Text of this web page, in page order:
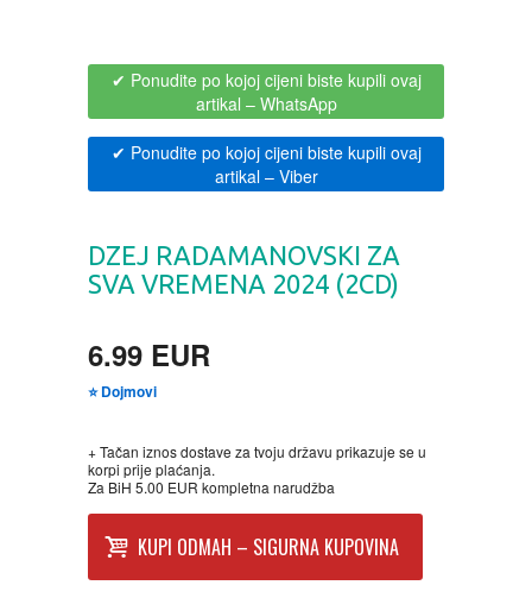
DRAMA
DRUSTVENA IGRA
EDUKATIVNI
EROTSKI
ESEJISTIKA
FANTASTIKA
100% PRIRODNO
✔ Ponudite po kojoj cijeni biste kupili ovaj
artikal – WhatsApp
✔ Ponudite po kojoj cijeni biste kupili ovaj
artikal– Viber
DZEJ RADAMANOVSKI ZA
SVA VREMENA 2024 (2CD)
6.99 EUR
⭐ Dojmovi
+ Tačan iznos dostave za tvoju državu prikazuje se u
korpi prije plaćanja.
Za BiH 5.00 EUR kompletna narudžba
KUPI ODMAH – SIGURNA KUPOVINA